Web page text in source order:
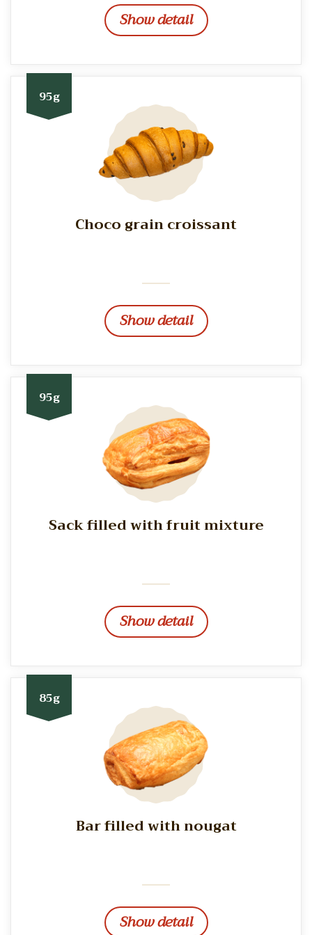
Show detail
95g
Choco grain croissant
Show detail
95g
Sack filled with fruit mixture
Show detail
85g
Bar filled with nougat
Show detail